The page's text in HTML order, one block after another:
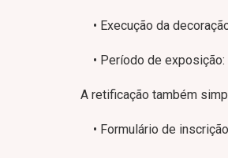
• Execução da
• Período de
A retificação também
• Formulário de